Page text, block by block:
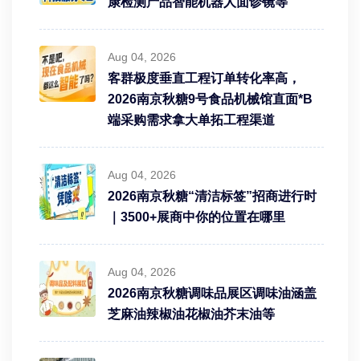
Aug 04, 2026
客群极度垂直工程订单转化率高，
2026南京秋糖9号食品机械馆直面*B
端采购需求拿大单拓工程渠道
Aug 04, 2026
2026南京秋糖“清洁标签”招商进行时
｜3500+展商中你的位置在哪里
Aug 04, 2026
2026南京秋糖调味品展区调味油涵盖
芝麻油辣椒油花椒油芥末油等